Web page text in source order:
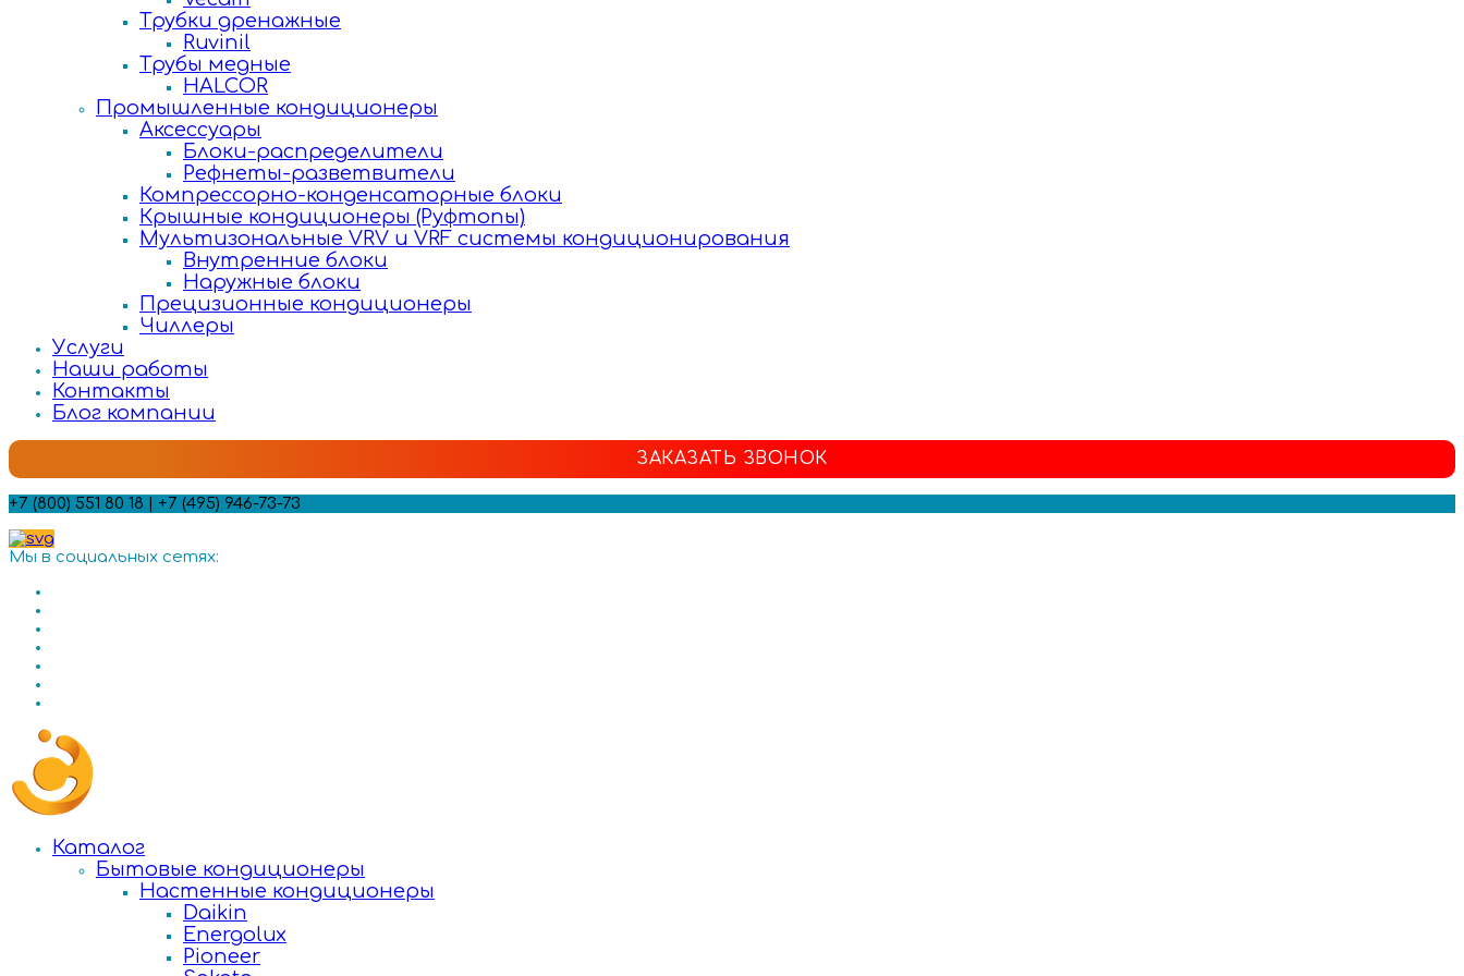
Трубки дренажные
Ruvinil
Трубы медные
HALCOR
Промышленные кондиционеры
Аксессуары
Блоки-распределители
Рефнеты-разветвители
Компрессорно-конденсаторные блоки
Крышные кондиционеры (Руфтопы)
Мультизональные VRV и VRF системы кондиционирования
Внутренние блоки
Наружные блоки
Прецизионные кондиционеры
Чиллеры
Услуги
Наши работы
Контакты
Блог компании
ЗАКАЗАТЬ ЗВОНОК
+7 (800) 551 80 18 | +7 (495) 946-73-73
Мы в социальных сетях:
Каталог
Бытовые кондиционеры
Настенные кондиционеры
Daikin
Energolux
Pioneer